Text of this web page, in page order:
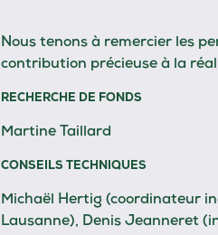
Nous tenons à remercier les
contribution précieuse à la
RECHERCHE DE FONDS
Martine Taillard
CONSEILS TECHNIQUES
Michaël Hertig (coordinateur
Lausanne), Denis Jeanneret